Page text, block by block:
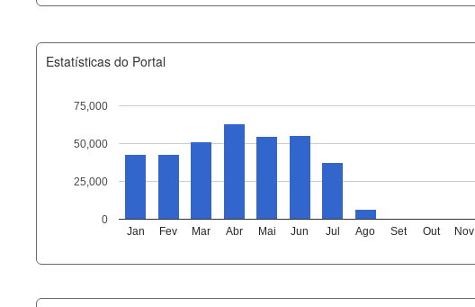
Estatísticas do Portal
Jan Fev Mar Abr Mai Jun Jul Ago Set Out Nov
0
25,000
50,000
75,000
documento_andamento_atual.xml
agenda_eventos.xml